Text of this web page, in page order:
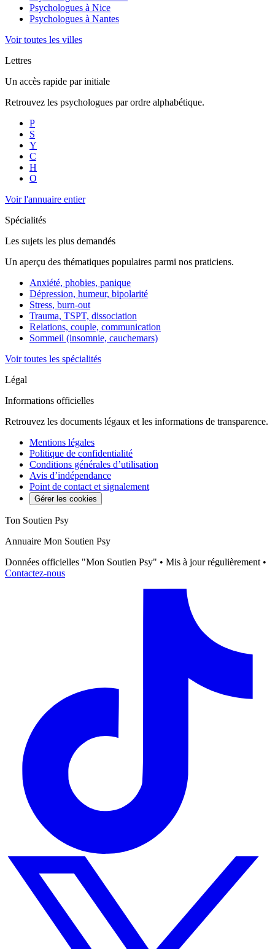
Psychologues à Nice
Psychologues à Nantes
Voir toutes les villes
Lettres
Un accès rapide par initiale
Retrouvez les psychologues par ordre alphabétique.
P
S
Y
C
H
O
Voir l'annuaire entier
Spécialités
Les sujets les plus demandés
Un aperçu des thématiques populaires parmi nos praticiens.
Anxiété, phobies, panique
Dépression, humeur, bipolarité
Stress, burn-out
Trauma, TSPT, dissociation
Relations, couple, communication
Sommeil (insomnie, cauchemars)
Voir toutes les spécialités
Légal
Informations officielles
Retrouvez les documents légaux et les informations de transparence.
Mentions légales
Politique de confidentialité
Conditions générales d’utilisation
Avis d’indépendance
Point de contact et signalement
Gérer les cookies
Ton Soutien Psy
Annuaire Mon Soutien Psy
Données officielles "Mon Soutien Psy" • Mis à jour régulièrement •
Contactez-nous